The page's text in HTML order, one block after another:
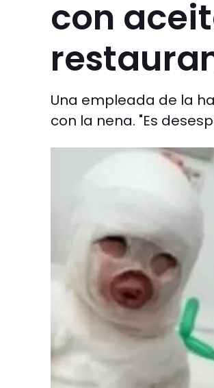
con
Una empleada de la
con la nena. "Es